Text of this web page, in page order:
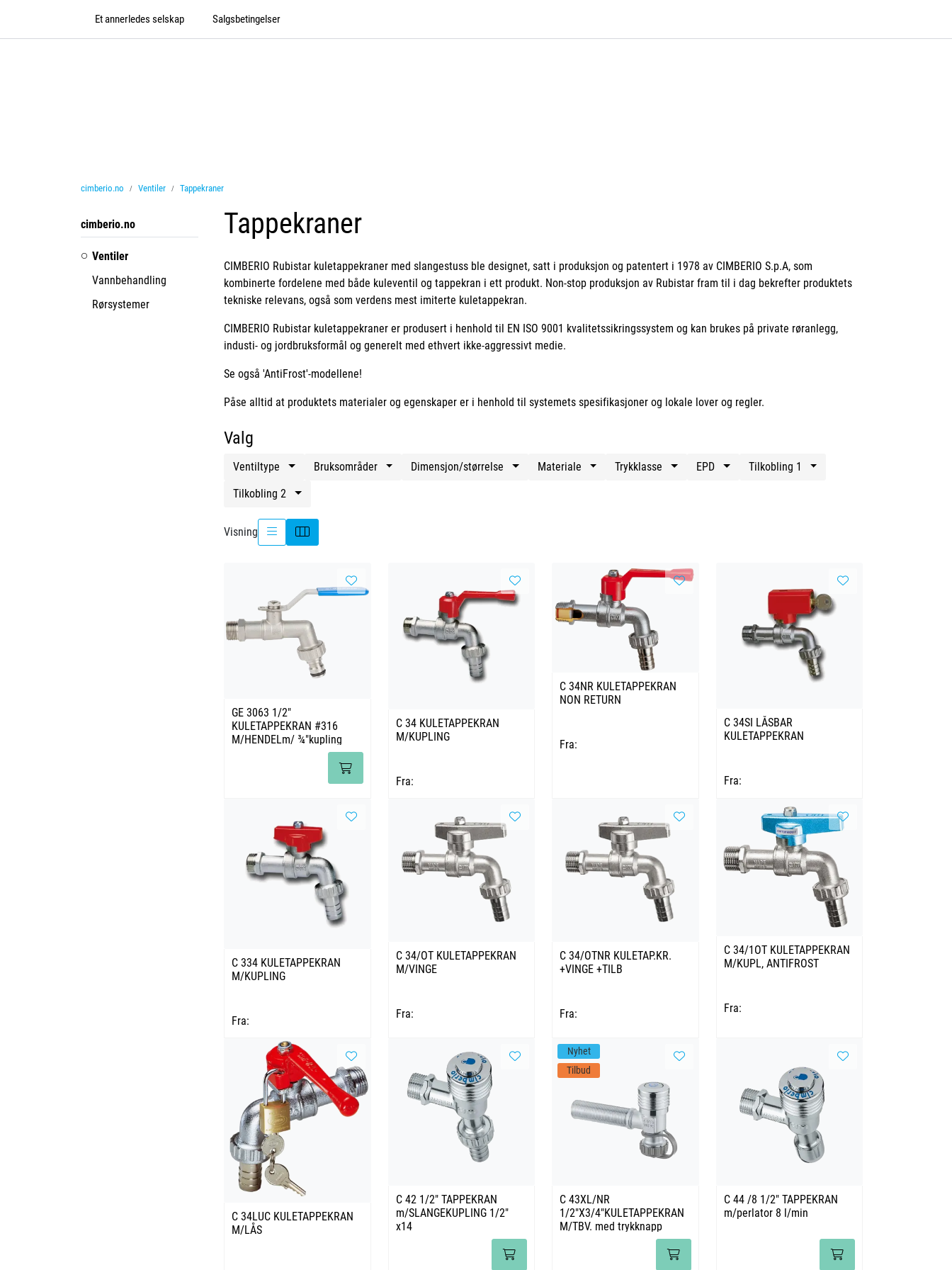
Et annerledes selskap Salgsbetingelser
cimberio.no Ventiler Tappekraner
cimberio.no
Ventiler
Vannbehandling
Rørsystemer
Tappekraner
CIMBERIO Rubistar kuletappekraner med slangestuss ble designet, satt i produksjon og patentert i 1978 av CIMBERIO S.p.A, som
kombinerte fordelene med både kuleventil og tappekran i ett produkt. Non-stop produksjon av Rubistar fram til i dag bekrefter produktets
tekniske relevans, også som verdens mest imiterte kuletappekran.
CIMBERIO Rubistar kuletappekraner er produsert i henhold til EN ISO 9001 kvalitetssikringssystem og kan brukes på private røranlegg,
industi- og jordbruksformål og generelt med ethvert ikke-aggressivt medie.
Se også 'AntiFrost'-modellene!
Påse alltid at produktets materialer og egenskaper er i henhold til systemets spesifikasjoner og lokale lover og regler.
Valg
Ventiltype Bruksområder Dimensjon/størrelse Materiale Trykklasse EPD
Tilkobling 1
Tilkobling 2
Visning
GE 3063 1/2"
KULETAPPEKRAN #316
M/HENDELm/ ¾"kupling
C 34 KULETAPPEKRAN
M/KUPLING
Fra:
C 34NR KULETAPPEKRAN
NON RETURN
Fra:
C 34SI LÅSBAR
KULETAPPEKRAN
Fra:
C 334 KULETAPPEKRAN
M/KUPLING
Fra:
C 34/OT KULETAPPEKRAN
M/VINGE
Fra:
C 34/OTNR KULETAP.KR.
+VINGE +TILB
Fra:
C 34/1OT KULETAPPEKRAN
M/KUPL, ANTIFROST
Fra:
C 34LUC KULETAPPEKRAN
M/LÅS
C 42 1/2" TAPPEKRAN
m/SLANGEKUPLING 1/2"
x14
Nyhet
Tilbud
C 43XL/NR
1/2"X3/4"KULETAPPEKRAN
M/TBV. med trykknapp
C 44 /8 1/2" TAPPEKRAN
m/perlator 8 l/min